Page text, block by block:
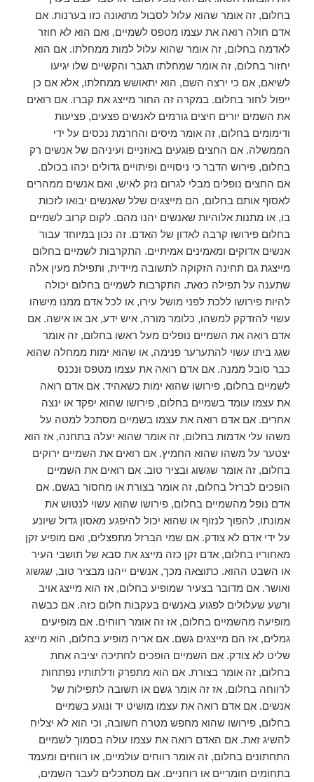
בחלום, זה אומר שהוא עלול לסבול מתאונה כזו בערנות. אם
אדם חולה רואה את עצמו מטפס לשמיים, ואם הוא לא חוזר
לאדמה בחלום, זה אומר שהוא עלול למות ממחלתו. אם הוא
יחזור בחלום, זה אומר שמחלתו תגבר והקשיים שלו יגיעו
לשיאם, אם כי ירצה השם, הוא יתאושש ממחלתו, אלא אם כן
ייפול לחור בחלום. במקרה זה החור מייצג את קברו. אם רואים
את השמים יורים חיצים גורמים לאנשים פצעים, פציעות
ודימומים בחלום, זה אומר מיסים והחרמת נכסים על ידי
הממשלה. אם החצים פוגעים באוזניים ועיניהם של אנשים רק
בחלום, פירוש הדבר כי ניסויים ופיתויים גדולים יכהו בכולם.
אם החצים נופלים מבלי לגרום נזק לאיש, ואם אנשים ממהרים
לאסוף אותם בחלום, הם מייצגים שלל שאנשים יבואו לזכות
בו, או מתנות אלוהיות שאנשים יהנו מהם. לקום קרוב לשמיים
בחלום פירושו קרבה לאדון של האדם. זה נכון במיוחד עבור
אנשים אדוקים ומאמינים אמיתיים. התקרבות לשמיים בחלום
מייצגת גם תחינה הזקוקה לתשובה מיידית, ותפילת מעין אלה
שתענה על תפילה כזאת. התקרבות לשמיים בחלום יכולה
להיות פירושו ללכת לפני מושל עירו, או לכל אדם ממנו מישהו
עשוי להזדקק למשהו, כלומר מורה, איש ידע, אב או אישה. אם
אדם רואה את השמיים נופלים מעל ראשו בחלום, זה אומר
שגג ביתו עשוי להתערער פנימה, או שהוא ימות ממחלה שהוא
כבר סובל ממנה. אם אדם רואה את עצמו מטפס ונכנס
לשמיים בחלום, פירושו שהוא ימות כשאהיד. אם אדם רואה
את עצמו עומד בשמיים בחלום, פירושו שהוא יפקד או ינצה
אחרים. אם אדם רואה את עצמו בשמיים מסתכל למטה על
משהו עלי אדמות בחלום, זה אומר שהוא יעלה בתחנה, אז הוא
יצטער על משהו שהוא החמיץ. אם רואים את השמיים ירוקים
בחלום, זה אומר שגשוג ובציר טוב. אם רואים את השמיים
הופכים לברזל בחלום, זה אומר בצורת או מחסור בגשם. אם
אדם נופל מהשמיים בחלום, פירושו שהוא עשוי לנטוש את
אמונתו, להפוך לנזוף או שהוא יכול להיפגע מאסון גדול שיונע
על ידי אדם לא צודק. אם שמי הברזל מתפצלים, ואם מופיע זקן
מאחוריו בחלום, אדם זקן כזה מייצג את סבא של תושבי העיר
או השבט ההוא. כתוצאה מכך, אנשים ייהנו מבציר טוב, שגשוג
ואושר. אם מדובר בצעיר שמופיע בחלום, אז הוא מייצג אויב
ורשע שעלולים לפגוע באנשים בעקבות חלום כזה. אם כבשה
מופיעה מהשמיים בחלום, אז זה אומר רווחים. אם מופיעים
גמלים, אז הם מייצגים גשם. אם אריה מופיע בחלום, הוא מייצג
שליט לא צודק. אם השמיים הופכים לחתיכה יציבה אחת
בחלום, זה אומר בצורת. אם הוא מתפרק ודלתותיו נפתחות
לרווחה בחלום, אז זה אומר גשם או תשובה לתפילות של
אנשים. אם אדם רואה את עצמו מושיט יד ונוגע בשמיים
בחלום, פירושו שהוא מחפש מטרה חשובה, וכי הוא לא יצליח
להשיג זאת. אם האדם רואה את עצמו עולה בסמוך לשמיים
התחתונים בחלום, זה אומר רווחים עולמיים, או רווחים ומעמד
בתחומים חומריים או רוחניים. אם מסתכלים לעבר השמים,